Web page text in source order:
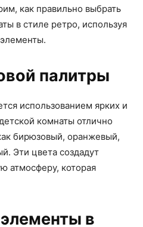
как правильно выбрать
в стиле ретро, используя
палитры
использованием ярких и
комнаты отлично
бирюзовый, оранжевый,
Эти цвета создадут
атмосферу, которая
в